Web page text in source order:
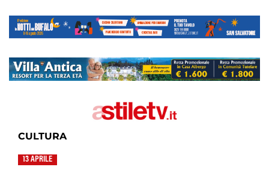
CULTURA
13 APRILE